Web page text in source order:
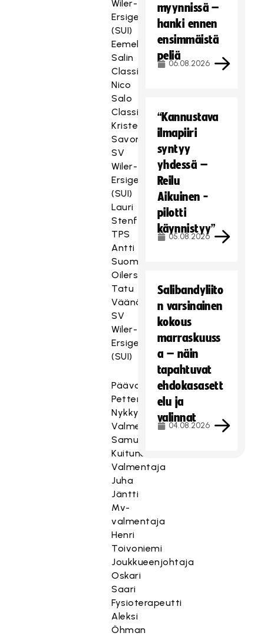
Wiler-
Ersigen
(SUI)
Eemeli
Salin
Classic
Nico
Salo
Classic
Krister
Savonen
SV
Wiler-
Ersigen
(SUI)
Lauri
Stenfors
TPS
Antti
Suomela
Oilers
Tatu
Väänänen
SV
Wiler-
Ersigen
(SUI)
Päävalmentaja
Petteri
Nykky
Valmentaja
Samu
Kuitunen
Valmentaja
Juha
Jäntti
Mv-
valmentaja
Henri
Toivoniemi
Joukkueenjohtaja
Oskari
Saari
Fysioterapeutti
Aleksi
Öhman
myynnissä –
hanki ennen
ensimmäistä
peliä
06.08.2026
“Kannustava
ilmapiiri
syntyy
yhdessä –
Reilu
Aikuinen -
pilotti
käynnistyy”
05.08.2026
Salibandyliito
n varsinainen
kokous
marraskuuss
a – näin
tapahtuvat
ehdokasasett
elu ja
valinnat
04.08.2026